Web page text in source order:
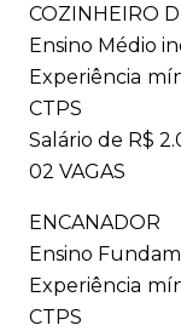
COZINHEIRO
Ensino Médio
Experiência
CTPS
Salário de R$
02 VAGAS
ENCANADOR
Ensino
Experiência
CTPS